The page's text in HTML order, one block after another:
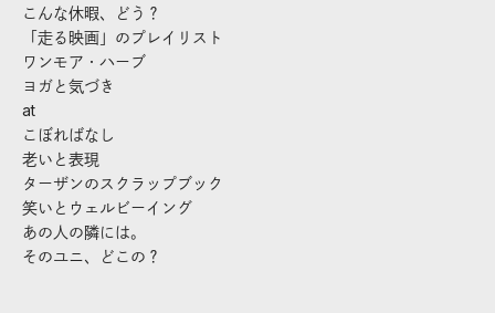
こんな休暇、どう？
「走る映画」のプレイリスト
ワンモア・ハーブ
ヨガと気づき
at
こぼればなし
老いと表現
ターザンのスクラップブック
笑いとウェルビーイング
あの人の隣には。
そのユニ、どこの？